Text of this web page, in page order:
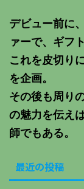
デビュー前に
ァーで、ギフ
これを皮切り
を企画。
その後も周り
の魅力を伝え
師でもある。
最近の投稿